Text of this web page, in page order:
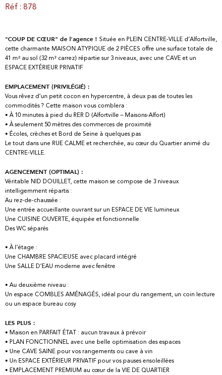
Réf : 878
"COUP DE CŒUR" de l'agence ! Située en PLEIN CENTRE-VILLE d’Alfortville,
cette charmante MAISON ATYPIQUE de 2 PIÈCES offre une surface totale de
41 m² au sol (32 m² carrez) répartie sur 3 niveaux, avec une CAVE et un
ESPACE EXTÉRIEUR PRIVATIF.
EMPLACEMENT (PRIVILÉGIÉ) :
Vous rêvez d’un petit cocon en hypercentre, à deux pas de toutes les
commodités ? Cette maison vous comblera :
• À 10 minutes à pied du RER D (Alfortville – Maisons-Alfort)
• À seulement 50 mètres des commerces de proximité
• Écoles, crèches et Bord de Seine à quelques pas
Le tout dans une RUE CALME et recherchée, au cœur du Quartier animé du
CENTRE-VILLE.
AGENCEMENT (OPTIMAL) :
Véritable NID DOUILLET, cette maison se compose de 3 niveaux
intelligemment répartis :
Au rez-de-chaussée :
Une entrée accueillante ouvrant sur un ESPACE DE VIE lumineux
Une CUISINE OUVERTE, équipée et fonctionnelle
Des WC séparés
• À l’étage :
Une CHAMBRE SPACIEUSE avec placard intégré
Une SALLE D’EAU moderne avec fenêtre
• Au deuxième niveau :
Un espace COMBLES AMÉNAGÉS, idéal pour du rangement, un coin lecture
ou un espace bureau cosy
LES PLUS :
• Maison en PARFAIT ÉTAT : aucun travaux à prévoir
• PLAN FONCTIONNEL avec une belle optimisation des espaces
• Une CAVE SAINE pour vos rangements ou cave à vin
• Un ESPACE EXTÉRIEUR PRIVATIF pour vos pauses ensoleillées
• EMPLACEMENT PREMIUM au cœur de la VIE DE QUARTIER